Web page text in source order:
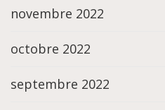
novembre 2022
octobre 2022
septembre 2022